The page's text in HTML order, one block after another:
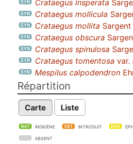
Crataegus insperata
Crataegus mollicula
Crataegus mollita Sargent
Crataegus obscura
Crataegus spinulosa
Crataegus tomentosa var.
Mespilus calpodendron
Répartition
Carte Liste
INDIGÈNE INTRODUIT
ABSENT